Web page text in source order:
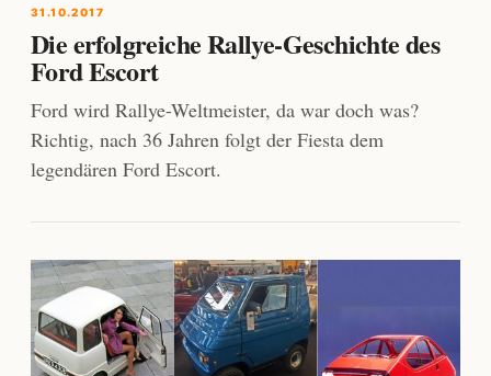
31.10.2017
Die erfolgreiche Rallye-Geschichte des
Ford Escort
Ford wird Rallye-Weltmeister, da war doch was?
Richtig, nach 36 Jahren folgt der Fiesta dem
legendären Ford Escort.